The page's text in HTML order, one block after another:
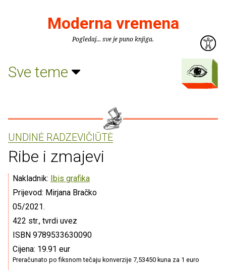
Moderna vremena
Pogledaj... sve je puno knjiga.
Sve teme
UNDINĖ RADZEVIČIŪTĖ
Ribe i zmajevi
Nakladnik: Ibis grafika
Prijevod: Mirjana Bračko
05/2021.
422 str., tvrdi uvez
ISBN 9789533630090
Cijena: 19.91 eur
Preračunato po fiksnom tečaju konverzije 7,53450 kuna za 1 euro